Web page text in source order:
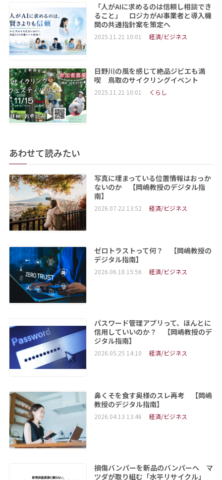
「人がAIに求めるのは信頼し相談でき
ること」 ロジカがAI事業者と導入機
関の共通指針案を策定へ
2025.11.21 10:01 経済/ビジネス
日野川の風を感じて絶品ジビエも満
喫 鳥取のサイクリングイベント
2025.11.21 10:01 くらし
あわせて読みたい
写真に埋まっている位置情報はおっか
ないのか 【岡嶋教授のデジタル指
南】
2026.07.22 13:52 経済/ビジネス
ゼロトラストって何？ 【岡嶋教授の
デジタル指南】
2026.06.18 15:56 経済/ビジネス
パスワード管理アプリって、ほんとに
信用していいのか？ 【岡嶋教授のデ
ジタル指南】
2026.05.25 14:10 経済/ビジネス
鼻くそを食す奥様のスレ再考 【岡嶋
教授のデジタル指南】
2026.04.13 13:46 経済/ビジネス
損傷バンパーを新品のバンパーへ マ
ツダが取り組む「水平リサイクル」